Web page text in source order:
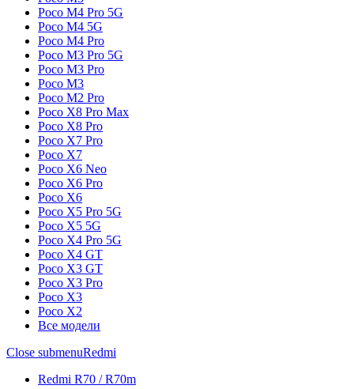
Poco M4 Pro 5G
Poco M4 5G
Poco M4 Pro
Poco M3 Pro 5G
Poco M3 Pro
Poco M3
Poco M2 Pro
Poco X8 Pro Max
Poco X8 Pro
Poco X7 Pro
Poco X7
Poco X6 Neo
Poco X6 Pro
Poco X6
Poco X5 Pro 5G
Poco X5 5G
Poco X4 Pro 5G
Poco X4 GT
Poco X3 GT
Poco X3 Pro
Poco X3
Poco X2
Все модели
Close submenuRedmi
Redmi R70 / R70m